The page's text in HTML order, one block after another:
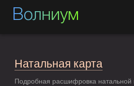
Волниум
Натальная карта
Подробная расшифровка натальной